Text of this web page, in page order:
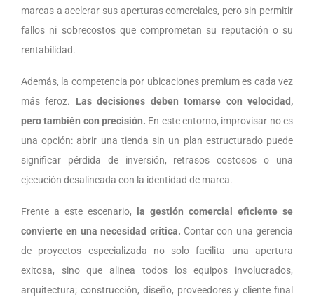
marcas a acelerar sus aperturas comerciales, pero sin permitir
fallos ni sobrecostos que comprometan su reputación o su
rentabilidad.
Además, la competencia por ubicaciones premium es cada vez
más feroz. Las decisiones deben tomarse con velocidad,
pero también con precisión. En este entorno, improvisar no es
una opción: abrir una tienda sin un plan estructurado puede
significar pérdida de inversión, retrasos costosos o una
ejecución desalineada con la identidad de marca.
Frente a este escenario, la gestión comercial eficiente se
convierte en una necesidad crítica. Contar con una gerencia
de proyectos especializada no solo facilita una apertura
exitosa, sino que alinea todos los equipos involucrados,
arquitectura; construcción, diseño, proveedores y cliente final